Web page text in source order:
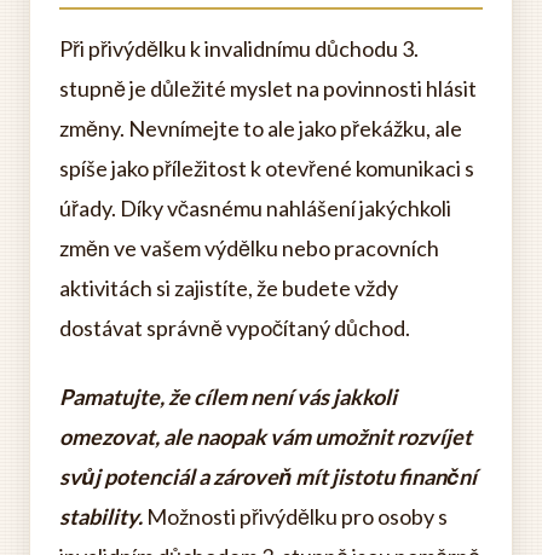
Při přivýdělku k invalidnímu důchodu 3.
stupně je důležité myslet na povinnosti hlásit
změny. Nevnímejte to ale jako překážku, ale
spíše jako příležitost k otevřené komunikaci s
úřady. Díky včasnému nahlášení jakýchkoli
změn ve vašem výdělku nebo pracovních
aktivitách si zajistíte, že budete vždy
dostávat správně vypočítaný důchod.
Pamatujte, že cílem není vás jakkoli
omezovat, ale naopak vám umožnit rozvíjet
svůj potenciál a zároveň mít jistotu finanční
stability. Možnosti přivýdělku pro osoby s